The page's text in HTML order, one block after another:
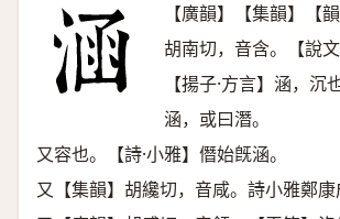
【廣韻】【集韻】【
胡南切，音含。【說文
【揚子·方言】涵，沉
涵，或曰潛。
又容也。【詩·小雅】僭始旣涵。
又【集韻】胡纔切，音咸。詩小雅鄭康